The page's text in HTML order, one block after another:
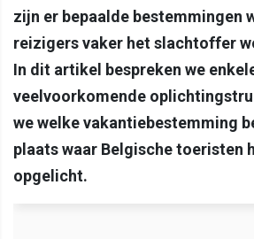
zijn er bepaalde bestemmingen
reizigers vaker het slachtoffer
In dit artikel bespreken we
veelvoorkomende
we welke vakantiebestemming
plaats waar Belgische toeristen
opgelicht.